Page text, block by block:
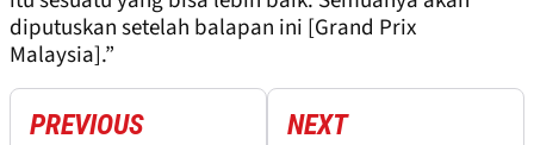
diputuskan setelah balapan ini [Grand Prix
Malaysia].”
PREVIOUS NEXT